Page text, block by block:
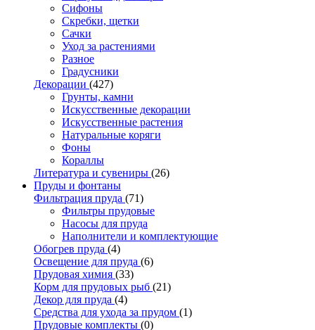
Сифоны
Скребки, щетки
Сачки
Уход за растениями
Разное
Градусники
Декорации (427)
Грунты, камни
Искусственные декорации
Искусственные растения
Натуральные коряги
Фоны
Кораллы
Литература и сувениры (26)
Пруды и фонтаны
Фильтрация пруда (71)
Фильтры прудовые
Насосы для пруда
Наполнители и комплектующие
Обогрев пруда (4)
Освещение для пруда (6)
Прудовая химия (33)
Корм для прудовых рыб (21)
Декор для пруда (4)
Средства для ухода за прудом (1)
Прудовые комплекты (0)